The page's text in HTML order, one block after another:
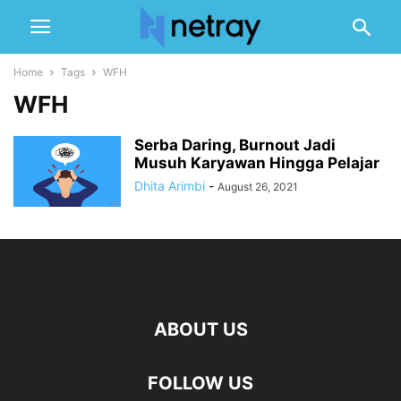
Home Tags WFH
WFH
Serba Daring, Burnout Jadi
Musuh Karyawan Hingga Pelajar
Dhita Arimbi - August 26, 2021
ABOUT US
FOLLOW US